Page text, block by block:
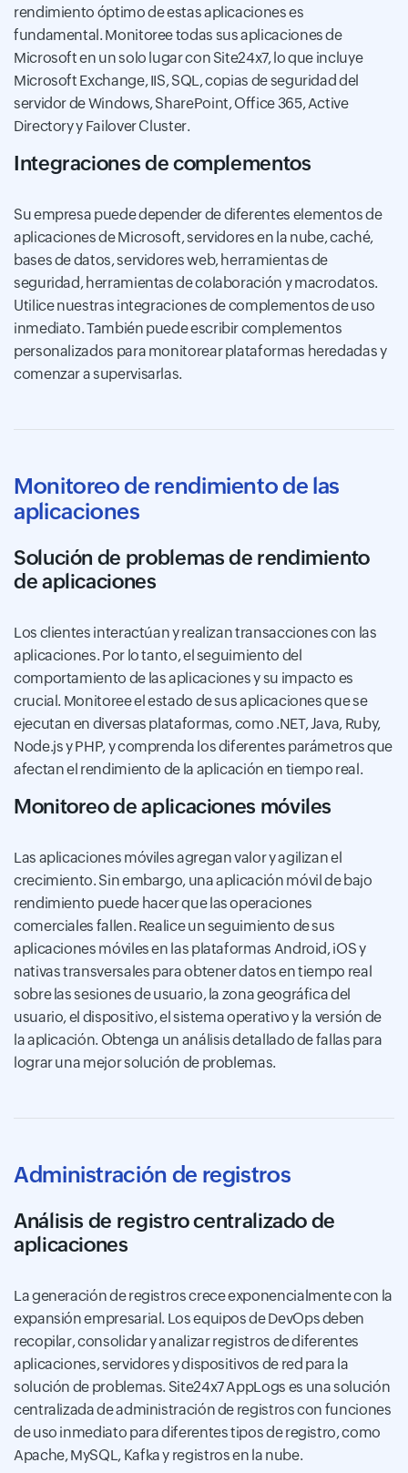
rendimiento óptimo de estas aplicaciones es
fundamental. Monitoree todas sus aplicaciones de
Microsoft en un solo lugar con Site24x7, lo que incluye
Microsoft Exchange, IIS, SQL, copias de seguridad del
servidor de Windows, SharePoint, Office 365, Active
Directory y Failover Cluster.
Integraciones de complementos
Su empresa puede depender de diferentes elementos de
aplicaciones de Microsoft, servidores en la nube, caché,
bases de datos, servidores web, herramientas de
seguridad, herramientas de colaboración y macrodatos.
Utilice nuestras integraciones de complementos de uso
inmediato. También puede escribir complementos
personalizados para monitorear plataformas heredadas y
comenzar a supervisarlas.
Monitoreo de rendimiento de las
aplicaciones
Solución de problemas de rendimiento
de aplicaciones
Los clientes interactúan y realizan transacciones con las
aplicaciones. Por lo tanto, el seguimiento del
comportamiento de las aplicaciones y su impacto es
crucial. Monitoree el estado de sus aplicaciones que se
ejecutan en diversas plataformas, como .NET, Java, Ruby,
Node.js y PHP, y comprenda los diferentes parámetros que
afectan el rendimiento de la aplicación en tiempo real.
Monitoreo de aplicaciones móviles
Las aplicaciones móviles agregan valor y agilizan el
crecimiento. Sin embargo, una aplicación móvil de bajo
rendimiento puede hacer que las operaciones
comerciales fallen. Realice un seguimiento de sus
aplicaciones móviles en las plataformas Android, iOS y
nativas transversales para obtener datos en tiempo real
sobre las sesiones de usuario, la zona geográfica del
usuario, el dispositivo, el sistema operativo y la versión de
la aplicación. Obtenga un análisis detallado de fallas para
lograr una mejor solución de problemas.
Administración de registros
Análisis de registro centralizado de
aplicaciones
La generación de registros crece exponencialmente con la
expansión empresarial. Los equipos de DevOps deben
recopilar, consolidar y analizar registros de diferentes
aplicaciones, servidores y dispositivos de red para la
solución de problemas. Site24x7 AppLogs es una solución
centralizada de administración de registros con funciones
de uso inmediato para diferentes tipos de registro, como
Apache, MySQL, Kafka y registros en la nube.